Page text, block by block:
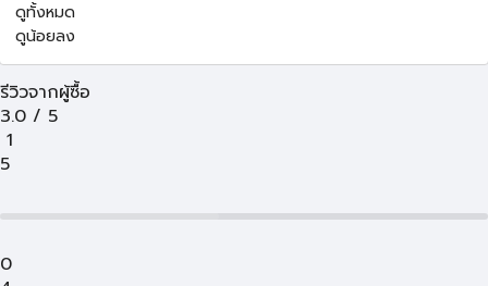
ดูทั้งหมด
ดูน้อยลง
รีวิวจากผู้ซื้อ
3.0 / 5
1
5
0